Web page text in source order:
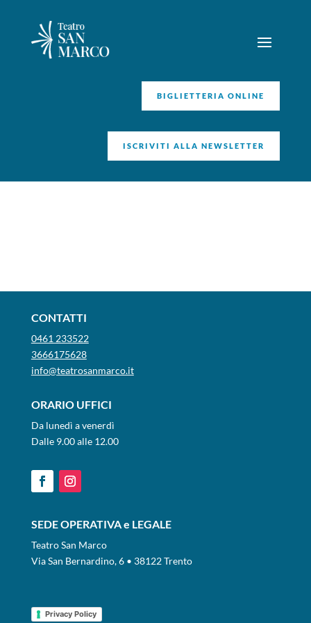
BIGLIETTERIA ONLINE
ISCRIVITI ALLA NEWSLETTER
CONTATTI
0461 233522
3666175628
info@teatrosanmarco.it
ORARIO UFFICI
Da lunedì a venerdì
Dalle 9.00 alle 12.00
SEDE OPERATIVA e LEGALE
Teatro San Marco
Via San Bernardino, 6 • 38122 Trento
Privacy Policy